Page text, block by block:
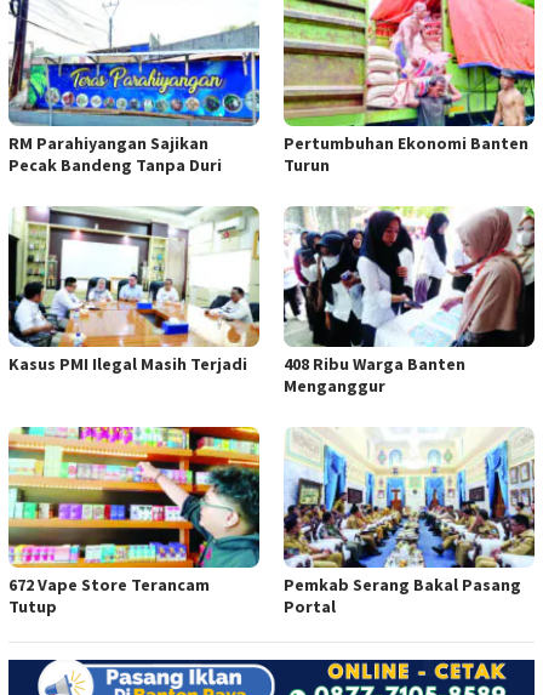
RM Parahiyangan Sajikan
Pecak Bandeng Tanpa Duri
Pertumbuhan Ekonomi Banten
Turun
Kasus PMI Ilegal Masih Terjadi
408 Ribu Warga Banten
Menganggur
672 Vape Store Terancam
Tutup
Pemkab Serang Bakal Pasang
Portal